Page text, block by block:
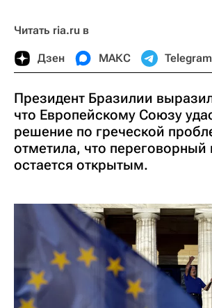
Читать ria.ru в
Дзен МАКС Telegram
Президент Бразилии
что Европейскому Союзу
решение по греческой
отметила, что переговорный
остается открытым.